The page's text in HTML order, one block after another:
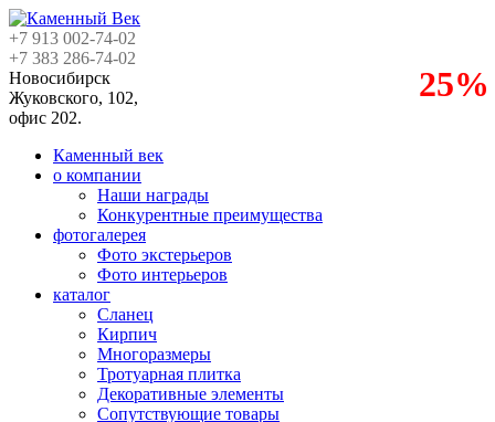
+7 913 002-74-02
+7 383 286-74-02
Новосибирск
Жуковского, 102,
офис 202.
25%
Каменный век
о компании
Наши награды
Конкурентные преимущества
фотогалерея
Фото экстерьеров
Фото интерьеров
каталог
Сланец
Кирпич
Многоразмеры
Тротуарная плитка
Декоративные элементы
Сопутствующие товары